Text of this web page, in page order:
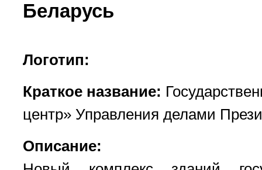
Беларусь
Логотип:
Краткое название:
центр» Управления делами
Описание: